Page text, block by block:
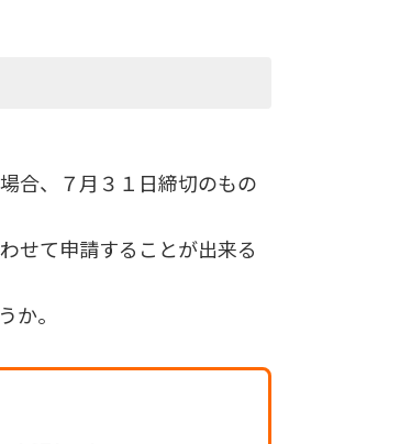
合、７月３１日締切のもの
せて申請することが出来る
か。